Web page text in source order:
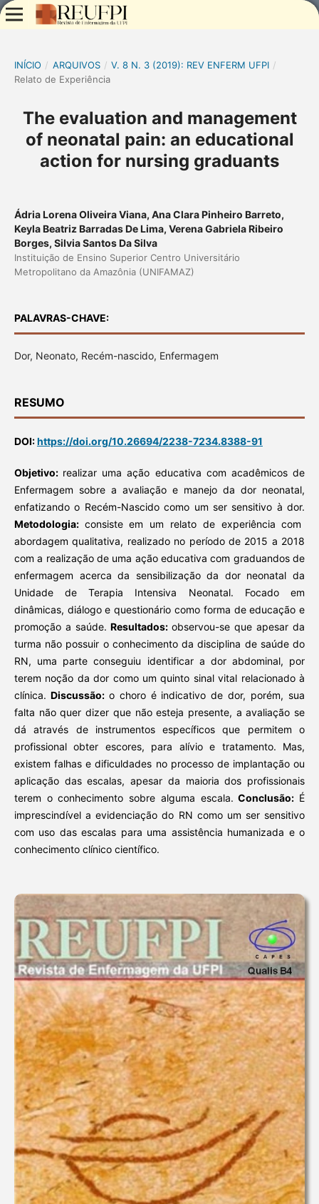
INÍCIO / ARQUIVOS / V. 8 N. 3 (2019): REV ENFERM UFPI /
Relato de Experiência
The evaluation and management
of neonatal pain: an educational
action for nursing graduants
Ádria Lorena Oliveira Viana, Ana Clara Pinheiro Barreto,
Keyla Beatriz Barradas De Lima, Verena Gabriela Ribeiro
Borges, Silvia Santos Da Silva
Instituição de Ensino Superior Centro Universitário
Metropolitano da Amazônia (UNIFAMAZ)
PALAVRAS-CHAVE:
Dor, Neonato, Recém-nascido, Enfermagem
RESUMO
DOI:https://doi.org/10.26694/2238-7234.8388-91
Objetivo: realizar uma ação educativa com acadêmicos de
Enfermagem sobre a avaliação e manejo da dor neonatal,
enfatizando o Recém-Nascido como um ser sensitivo à dor.
Metodologia: consiste em um relato de experiência com
abordagem qualitativa, realizado no período de 2015 a 2018
com a realização de uma ação educativa com graduandos de
enfermagem acerca da sensibilização da dor neonatal da
Unidade de Terapia Intensiva Neonatal. Focado em
dinâmicas, diálogo e questionário como forma de educação e
promoção a saúde. Resultados:observou-se que apesar da
turma não possuir o conhecimento da disciplina de saúde do
RN, uma parte conseguiu identificar a dor abdominal, por
terem noção da dor como um quinto sinal vital relacionado à
clínica. Discussão: o choro é indicativo de dor, porém, sua
falta não quer dizer que não esteja presente, a avaliação se
dá através de instrumentos específicos que permitem o
profissional obter escores, para alívio e tratamento. Mas,
existem falhas e dificuldades no processo de implantação ou
aplicação das escalas, apesar da maioria dos profissionais
terem o conhecimento sobre alguma escala. Conclusão: É
imprescindível a evidenciação do RN como um ser sensitivo
com uso das escalas para uma assistência humanizada e o
conhecimento clínico científico.